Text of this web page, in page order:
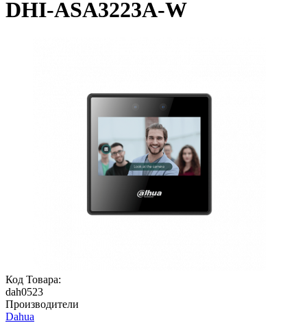
DHI-ASA3223A-W
Код Товара:
dah0523
Производители
Dahua